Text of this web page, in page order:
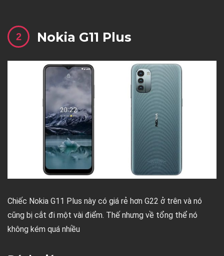
Nokia G11 Plus
Chiếc Nokia G11 Plus này có giá rẻ hơn G22 ở trên và nó
cũng bị cắt đi một vài điểm. Thế nhưng về tổng thể nó
không kém quá nhiều